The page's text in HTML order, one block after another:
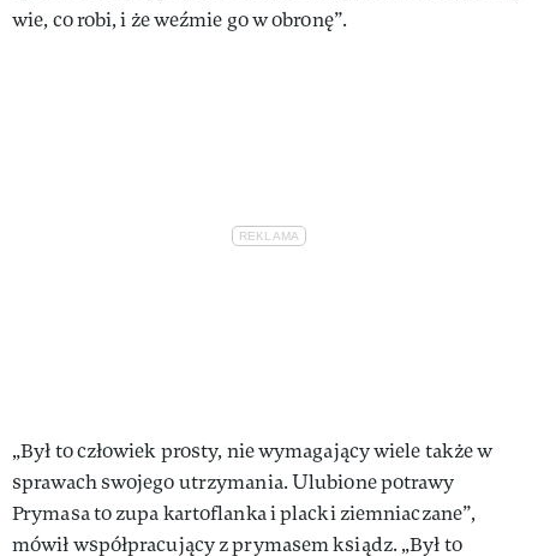
wie, co robi, i że weźmie go w obronę”.
„Był to człowiek prosty, nie wymagający wiele także w
sprawach swojego utrzymania. Ulubione potrawy
Prymasa to zupa kartoflanka i placki ziemniaczane”,
mówił współpracujący z prymasem ksiądz. „Był to